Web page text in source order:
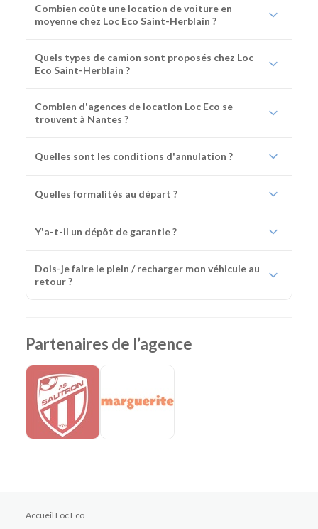
Combien coûte une location de voiture en
moyenne chez Loc Eco Saint-Herblain ?
Quels types de camion sont proposés chez Loc
Eco Saint-Herblain ?
Combien d'agences de location Loc Eco se
trouvent à Nantes ?
Quelles sont les conditions d'annulation ?
Quelles formalités au départ ?
Y'a-t-il un dépôt de garantie ?
Dois-je faire le plein / recharger mon véhicule au
retour ?
Partenaires de l’agence
Accueil Loc Eco